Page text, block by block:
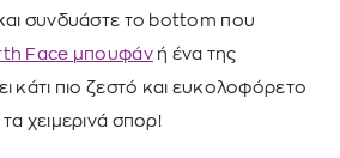
και συνδυάστε το bottom που
Face μπουφάνή ένα της
κάτι πιο ζεστό και ευκολοφόρετο
τα χειμερινά σπορ!